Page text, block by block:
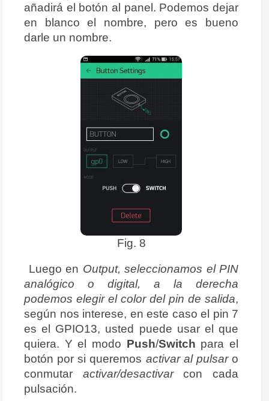
añadirá el botón al panel. Podemos dejar
en blanco el nombre, pero es bueno
darle un nombre.
Fig. 8
Luego en Output, seleccionamos el PIN
analógico o digital, a la derecha
podemos elegir el color del pin de salida,
según nos interese, en este caso el pin 7
es el GPIO13, usted puede usar el que
quiera. Y el modo Push/Switch para el
botón por si queremos activar al pulsaro
conmutar activar/desactivarcon cada
pulsación.